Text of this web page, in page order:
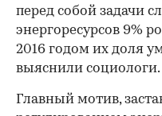
перед собой задачи
энергоресурсов 9%
2016 годом их доля
выяснили социологи.
Главный мотив,